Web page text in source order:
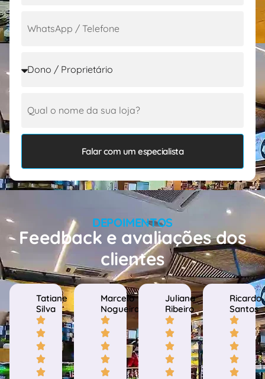
Falar com um especialista
DEPOIMENTOS
Feedback e avaliações dos
clientes
Tatiane
Silva
Marcelo
Nogueira
Juliana
Ribeiro
Ricardo
Santos